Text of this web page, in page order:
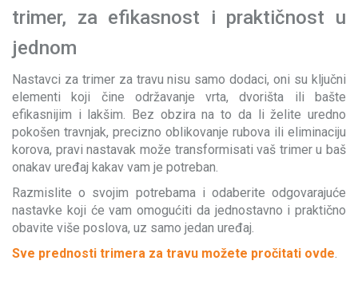
trimer, za efikasnost i praktičnost u
jednom
Nastavci za trimer za travu nisu samo dodaci, oni su ključni
elementi koji čine održavanje vrta, dvorišta ili bašte
efikasnijim i lakšim. Bez obzira na to da li želite uredno
pokošen travnjak, precizno oblikovanje rubova ili eliminaciju
korova, pravi nastavak može transformisati vaš trimer u baš
onakav uređaj kakav vam je potreban.
Razmislite o svojim potrebama i odaberite odgovarajuće
nastavke koji će vam omogućiti da jednostavno i praktično
obavite više poslova, uz samo jedan uređaj.
Sve prednosti trimera za travu možete pročitati ovde.